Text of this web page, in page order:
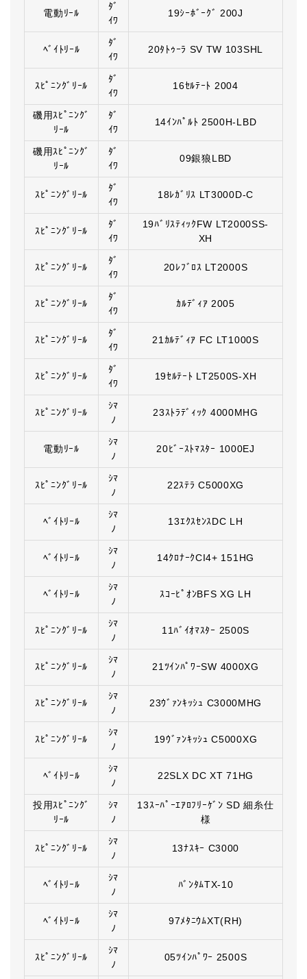
電動ﾘｰﾙ
ﾀﾞ
ｲﾜ
19ｼｰﾎﾞｰｸﾞ 200J
ﾍﾞｲﾄﾘｰﾙ
ﾀﾞ
ｲﾜ
20ﾀﾄｩｰﾗ SV TW 103SHL
ｽﾋﾟﾆﾝｸﾞﾘｰﾙ
ﾀﾞ
ｲﾜ
16ｾﾙﾃｰﾄ 2004
磯用ｽﾋﾟﾆﾝｸﾞ
ﾘｰﾙ
ﾀﾞ
ｲﾜ
14ｲﾝﾊﾟﾙﾄ 2500H-LBD
磯用ｽﾋﾟﾆﾝｸﾞ
ﾘｰﾙ
ﾀﾞ
ｲﾜ
09銀狼LBD
ｽﾋﾟﾆﾝｸﾞﾘｰﾙ
ﾀﾞ
ｲﾜ
18ﾚｶﾞﾘｽ LT3000D-C
ｽﾋﾟﾆﾝｸﾞﾘｰﾙ
ﾀﾞ
ｲﾜ
19ﾊﾞﾘｽﾃｨｯｸFW LT2000SS-
XH
ｽﾋﾟﾆﾝｸﾞﾘｰﾙ
ﾀﾞ
ｲﾜ
20ﾚﾌﾞﾛｽ LT2000S
ｽﾋﾟﾆﾝｸﾞﾘｰﾙ
ﾀﾞ
ｲﾜ
ｶﾙﾃﾞｨｱ 2005
ｽﾋﾟﾆﾝｸﾞﾘｰﾙ
ﾀﾞ
ｲﾜ
21ｶﾙﾃﾞｨｱ FC LT1000S
ｽﾋﾟﾆﾝｸﾞﾘｰﾙ
ﾀﾞ
ｲﾜ
19ｾﾙﾃｰﾄ LT2500S-XH
ｽﾋﾟﾆﾝｸﾞﾘｰﾙ
ｼﾏ
ﾉ
23ｽﾄﾗﾃﾞｨｯｸ 4000MHG
電動ﾘｰﾙ
ｼﾏ
ﾉ
20ﾋﾞｰｽﾄﾏｽﾀｰ 1000EJ
ｽﾋﾟﾆﾝｸﾞﾘｰﾙ
ｼﾏ
ﾉ
22ｽﾃﾗ C5000XG
ﾍﾞｲﾄﾘｰﾙ
ｼﾏ
ﾉ
13ｴｸｽｾﾝｽDC LH
ﾍﾞｲﾄﾘｰﾙ
ｼﾏ
ﾉ
14ｸﾛﾅｰｸCI4+ 151HG
ﾍﾞｲﾄﾘｰﾙ
ｼﾏ
ﾉ
ｽｺｰﾋﾟｵﾝBFS XG LH
ｽﾋﾟﾆﾝｸﾞﾘｰﾙ
ｼﾏ
ﾉ
11ﾊﾞｲｵﾏｽﾀｰ 2500S
ｽﾋﾟﾆﾝｸﾞﾘｰﾙ
ｼﾏ
ﾉ
21ﾂｲﾝﾊﾟﾜｰSW 4000XG
ｽﾋﾟﾆﾝｸﾞﾘｰﾙ
ｼﾏ
ﾉ
23ｳﾞｧﾝｷｯｼｭ C3000MHG
ｽﾋﾟﾆﾝｸﾞﾘｰﾙ
ｼﾏ
ﾉ
19ｳﾞｧﾝｷｯｼｭ C5000XG
ﾍﾞｲﾄﾘｰﾙ
ｼﾏ
ﾉ
22SLX DC XT 71HG
投用ｽﾋﾟﾆﾝｸﾞ
ﾘｰﾙ
ｼﾏ
ﾉ
13ｽｰﾊﾟｰｴｱﾛﾌﾘｰｹﾞﾝ SD 細糸仕
様
ｽﾋﾟﾆﾝｸﾞﾘｰﾙ
ｼﾏ
ﾉ
13ﾅｽｷｰ C3000
ﾍﾞｲﾄﾘｰﾙ
ｼﾏ
ﾉ
ﾊﾞﾝﾀﾑTX-10
ﾍﾞｲﾄﾘｰﾙ
ｼﾏ
ﾉ
97ﾒﾀﾆｳﾑXT(RH)
ｽﾋﾟﾆﾝｸﾞﾘｰﾙ
ｼﾏ
ﾉ
05ﾂｲﾝﾊﾟﾜｰ 2500S